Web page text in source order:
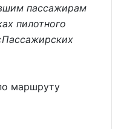
пассажирам
пилотного
маршруту